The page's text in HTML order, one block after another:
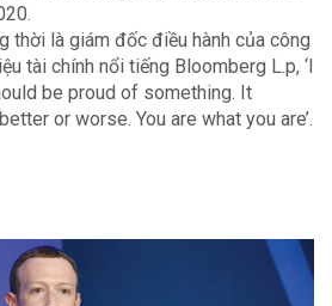
thời là giám đốc điều hành của công
tài chính nổi tiếng Bloomberg L.p, ‘I
be proud of something. It
or worse. You are what you are’.